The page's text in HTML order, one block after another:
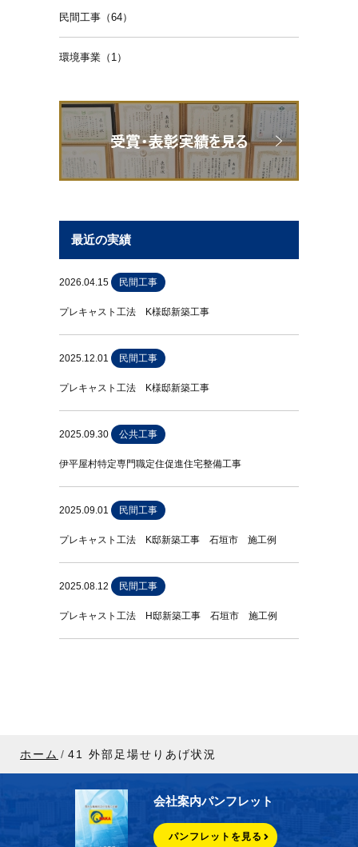
民間工事（64）
環境事業（1）
最近の実績
2026.04.15 民間工事
プレキャスト工法 K様邸新築工事
2025.12.01 民間工事
プレキャスト工法 K様邸新築工事
2025.09.30 公共工事
伊平屋村特定専門職定住促進住宅整備工事
2025.09.01 民間工事
プレキャスト工法 K邸新築工事 石垣市 施工例
2025.08.12 民間工事
プレキャスト工法 H邸新築工事 石垣市 施工例
ホーム 41 外部足場せりあげ状況
会社案内パンフレット
パンフレットを見る